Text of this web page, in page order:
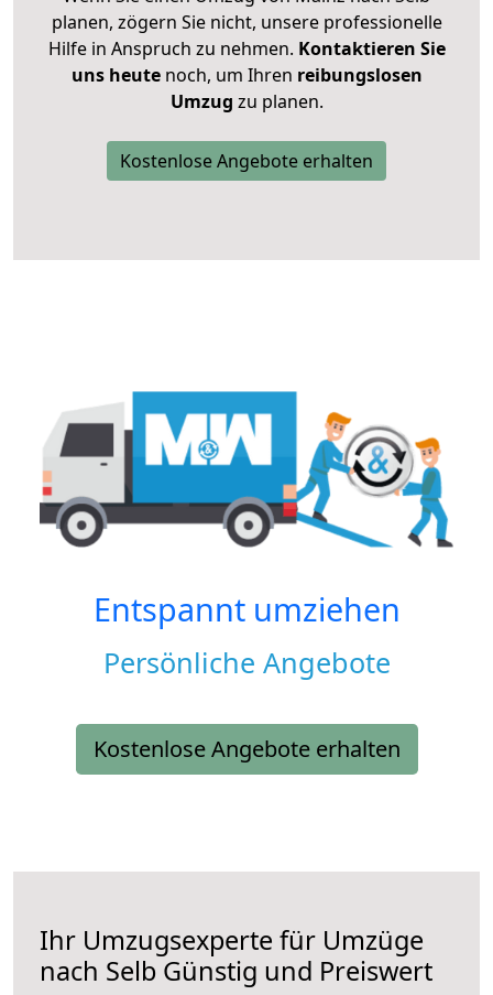
planen, zögern Sie nicht, unsere professionelle
Hilfe in Anspruch zu nehmen. Kontaktieren Sie
uns heutenoch, um Ihren reibungslosen
Umzug zu planen.
Kostenlose Angebote erhalten
Entspannt umziehen
Persönliche Angebote
Kostenlose Angebote erhalten
Ihr Umzugsexperte für Umzüge
nach Selb Günstig und Preiswert